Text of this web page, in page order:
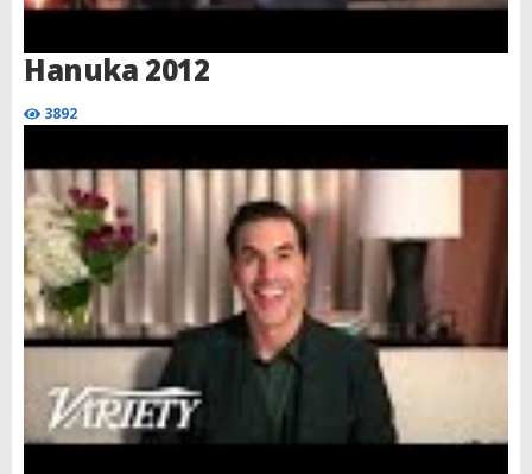
Hanuka 2012
3892